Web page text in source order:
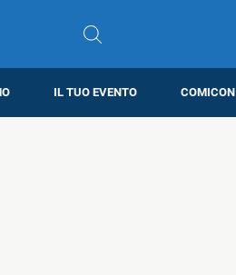
IL TUO EVENTO COMICON